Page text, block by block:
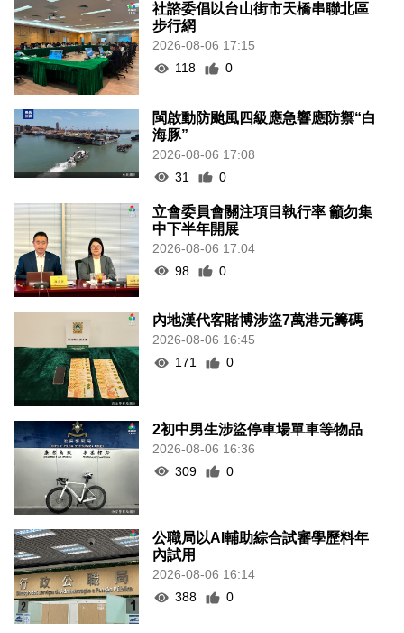
社諮委倡以台山街市天橋串聯北區
步行網
2026-08-06 17:15
118
0
閩啟動防颱風四級應急響應防禦“白
海豚”
2026-08-06 17:08
31
0
立會委員會關注項目執行率 籲勿集
中下半年開展
2026-08-06 17:04
98
0
內地漢代客賭博涉盜7萬港元籌碼
2026-08-06 16:45
171
0
2初中男生涉盜停車場單車等物品
2026-08-06 16:36
309
0
公職局以AI輔助綜合試審學歷料年
內試用
2026-08-06 16:14
388
0